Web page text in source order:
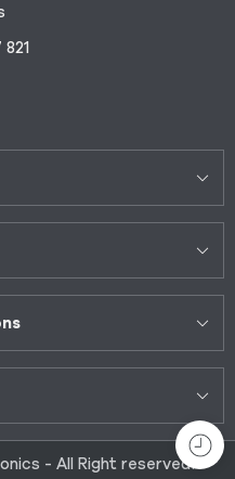
821
- All Right reserved!